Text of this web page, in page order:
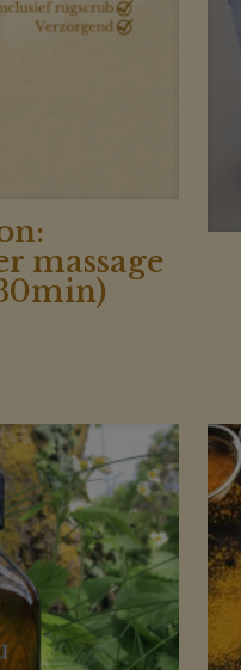
massage